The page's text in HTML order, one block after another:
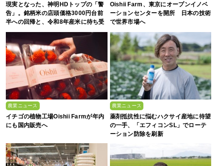
現実となった、神明HDトップの「警
告」。銘柄米の店頭価格3000円台前
半への回帰と、令和8年産米に待ち受
Oishii Farm、東京にオープンイノベ
ーションセンターを開所 日本の技術
で世界市場へ
農業ニュース
イチゴの植物工場Oishii Farmが年内
にも国内販売へ
農業ニュース
薬剤抵抗性に悩むハクサイ産地に待望
の一手、「エフィコンSL」でローテ
ーション防除を刷新